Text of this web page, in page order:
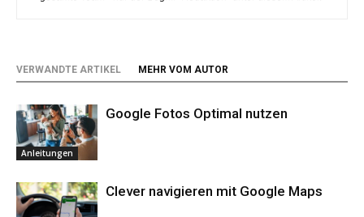
VERWANDTE ARTIKEL MEHR VOM AUTOR
Anleitungen
Google Fotos Optimal nutzen
Clever navigieren mit Google Maps